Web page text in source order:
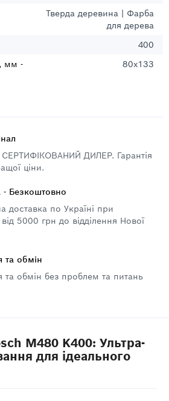
Тверда деревина | Фарба
для дерева
400
мм -
80x133
ДИЛЕР. Гарантія
ціни.
Безкоштовно
доставка по Україні при
5000 грн до відділення Нової
та обмін
та обмін без проблем та питань
M480 K400: Ультра-
для ідеального